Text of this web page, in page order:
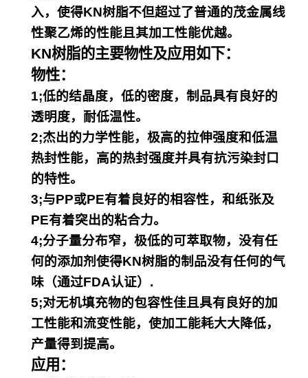
入，使得KN树脂不但超过了普通的茂金属线
性聚乙烯的性能且其加工性能优越。
KN树脂的主要物性及应用如下：
物性：
1;低的结晶度，低的密度，制品具有良好的
透明度，耐低温性。
2;杰出的力学性能，极高的拉伸强度和低温
热封性能，高的热封强度并具有抗污染封口
的特性。
3;与PP或PE有着良好的相容性，和纸张及
PE有着突出的粘合力。
4;分子量分布窄，极低的可萃取物，没有任
何的添加剂使得KN树脂的制品没有任何的气
味（通过FDA认证）.
5;对无机填充物的包容性佳且具有良好的加
工性能和流变性能，使加工能耗大大降低，
产量得到提高。
应用：